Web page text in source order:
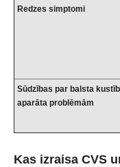
Redzes simptomi
Sūdzības par balsta
aparāta problēmām
Kas izraisa CVS